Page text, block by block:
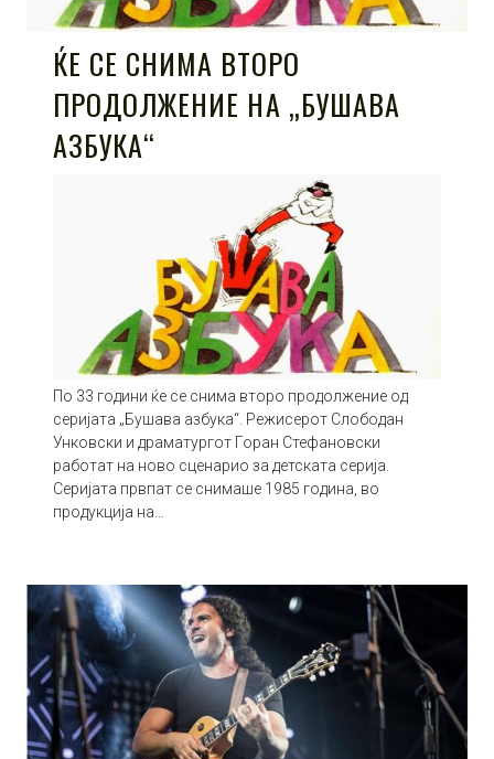
ЌЕ СЕ СНИМА ВТОРО
ПРОДОЛЖЕНИЕ НА „БУШАВА
АЗБУКА“
По 33 години ќе се снима второ продолжение од
серијата „Бушава азбука“. Режисерот Слободан
Унковски и драматургот Горан Стефановски
работат на ново сценарио за детската серија.
Серијата првпат се снимаше 1985 година, во
продукција на…